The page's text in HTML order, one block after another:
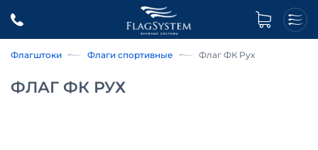
Флагштоки Флаги спортивные Флаг ФК Рух
ФЛАГ ФК РУХ